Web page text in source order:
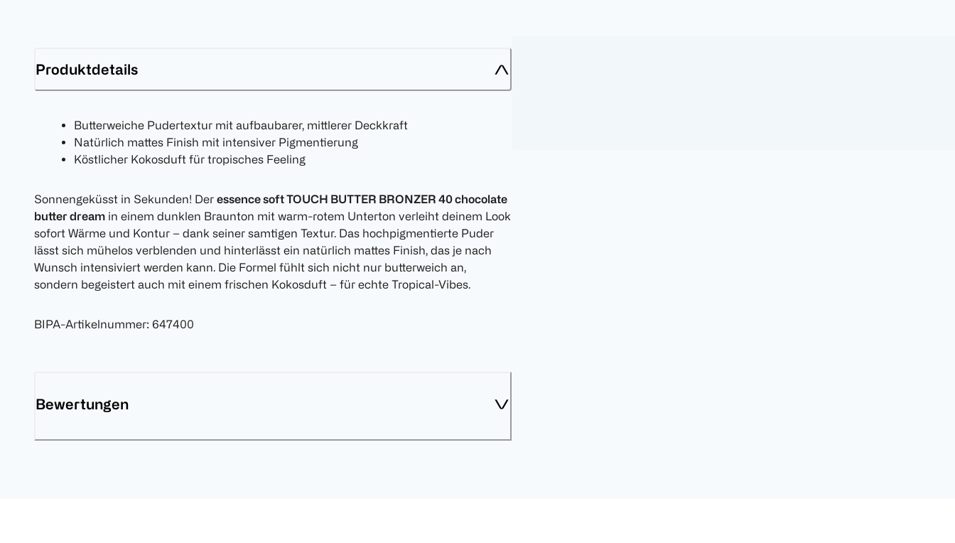
Produktdetails
Butterweiche Pudertextur mit aufbaubarer, mittlerer Deckkraft
Natürlich mattes Finish mit intensiver Pigmentierung
Köstlicher Kokosduft für tropisches Feeling
Sonnengeküsst in Sekunden! Der essence soft TOUCH BUTTER BRONZER 40 chocolate
butter dream in einem dunklen Braunton mit warm-rotem Unterton verleiht deinem Look
sofort Wärme und Kontur – dank seiner samtigen Textur. Das hochpigmentierte Puder
lässt sich mühelos verblenden und hinterlässt ein natürlich mattes Finish, das je nach
Wunsch intensiviert werden kann. Die Formel fühlt sich nicht nur butterweich an,
sondern begeistert auch mit einem frischen Kokosduft – für echte Tropical-Vibes.
BIPA-Artikelnummer: 647400
Bewertungen